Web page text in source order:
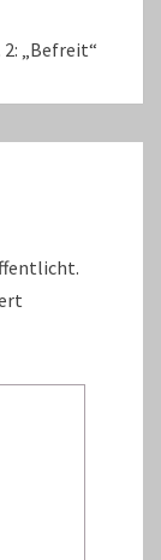
2: „Befreit“